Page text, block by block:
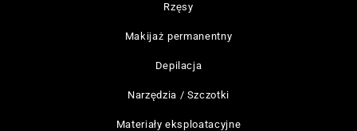
Rzęsy
Makijaż permanentny
Depilacja
Narzędzia / Szczotki
Materiały eksploatacyjne